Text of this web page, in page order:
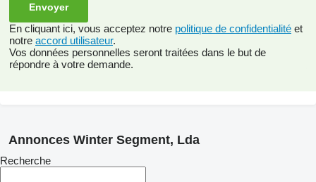
En cliquant ici, vous acceptez notre politique de confidentialité et
notre accord utilisateur.
Vos données personnelles seront traitées dans le but de
répondre à votre demande.
Annonces Winter Segment, Lda
Recherche